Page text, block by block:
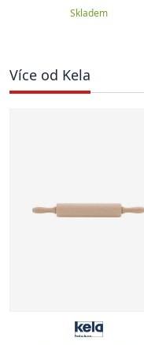
Skladem
Více od Kela